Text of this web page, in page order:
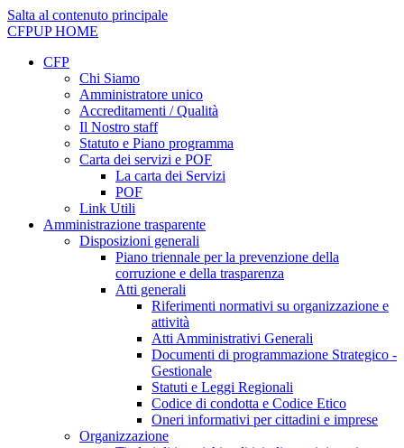
Salta al contenuto principale
CFPUPHOME
CFP
Chi Siamo
Amministratore unico
Accreditamenti / Qualità
Il Nostro staff
Statuto e Piano programma
Carta dei servizi e POF
La carta dei Servizi
POF
Link Utili
Amministrazione trasparente
Disposizioni generali
Piano triennale per la prevenzione della
corruzione e della trasparenza
Atti generali
Riferimenti normativi su organizzazione e
attività
Atti Amministrativi Generali
Documenti di programmazione Strategico -
Gestionale
Statuti e Leggi Regionali
Codice di condotta e Codice Etico
Oneri informativi per cittadini e imprese
Organizzazione